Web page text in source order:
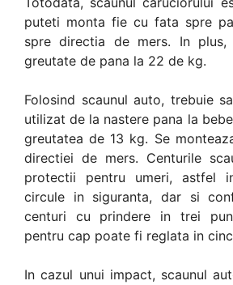
puteti monta fie cu fata spre
spre directia de mers. In
greutate de pana la 22 de kg.
Folosind scaunul auto, trebuie
utilizat de la nastere pana la
greutatea de 13 kg. Se
directiei de mers. Centurile
protectii pentru umeri, astfel
circule in siguranta, dar si
centuri cu prindere in trei
pentru cap poate fi reglata in
In cazul unui impact, scaunul